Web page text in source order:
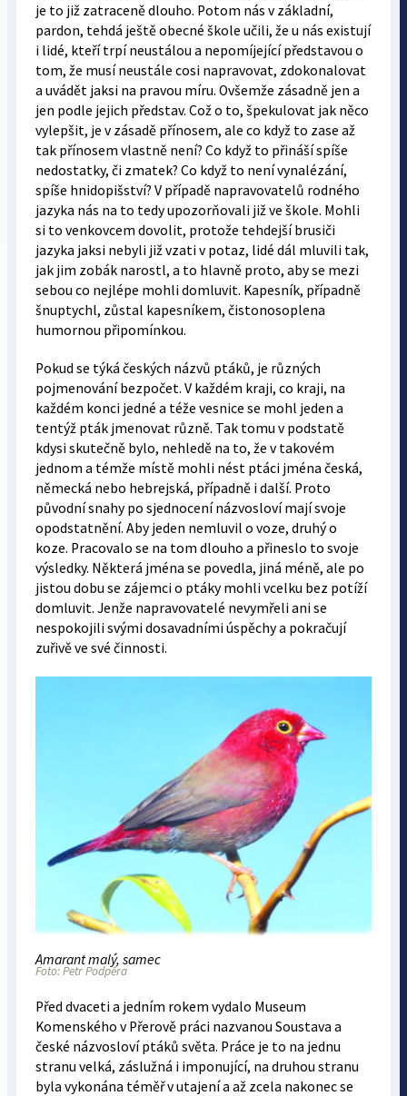
je to již zatraceně dlouho. Potom nás v základní,
pardon, tehdá ještě obecné škole učili, že u nás existují
i lidé, kteří trpí neustálou a nepomíjející představou o
tom, že musí neustále cosi napravovat, zdokonalovat
a uvádět jaksi na pravou míru. Ovšemže zásadně jen a
jen podle jejich představ. Což o to, špekulovat jak něco
vylepšit, je v zásadě přínosem, ale co když to zase až
tak přínosem vlastně není? Co když to přináší spíše
nedostatky, či zmatek? Co když to není vynalézání,
spíše hnidopišství? V případě napravovatelů rodného
jazyka nás na to tedy upozorňovali již ve škole. Mohli
si to venkovcem dovolit, protože tehdejší brusiči
jazyka jaksi nebyli již vzati v potaz, lidé dál mluvili tak,
jak jim zobák narostl, a to hlavně proto, aby se mezi
sebou co nejlépe mohli domluvit. Kapesník, případně
šnuptychl, zůstal kapesníkem, čistonosoplena
humornou připomínkou.
Pokud se týká českých názvů ptáků, je různých
pojmenování bezpočet. V každém kraji, co kraji, na
každém konci jedné a téže vesnice se mohl jeden a
tentýž pták jmenovat různě. Tak tomu v podstatě
kdysi skutečně bylo, nehledě na to, že v takovém
jednom a témže místě mohli nést ptáci jména česká,
německá nebo hebrejská, případně i další. Proto
původní snahy po sjednocení názvosloví mají svoje
opodstatnění. Aby jeden nemluvil o voze, druhý o
koze. Pracovalo se na tom dlouho a přineslo to svoje
výsledky. Některá jména se povedla, jiná méně, ale po
jistou dobu se zájemci o ptáky mohli vcelku bez potíží
domluvit. Jenže napravovatelé nevymřeli ani se
nespokojili svými dosavadními úspěchy a pokračují
zuřivě ve své činnosti.
Amarant malý, samec
Foto: Petr Podpěra
Před dvaceti a jedním rokem vydalo Museum
Komenského v Přerově práci nazvanou Soustava a
české názvosloví ptáků světa. Práce je to na jednu
stranu velká, záslužná i imponující, na druhou stranu
byla vykonána téměř v utajení a až zcela nakonec se